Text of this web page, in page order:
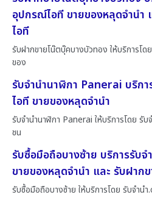
อุปกรณ์ไอที ขายของหลุดจำนำ
ไอที
รับฝากขายโน๊ตบุ๊คบางบัวทอง ให้บริการโด
ของ
รับจำนำนาฬิกา Panerai บริก
ไอที ขายของหลุดจำนำ
รับจำนำนาฬิกา Panerai ให้บริการโดย รั
ชน
รับซื้อมือถือบางซ้าย บริการรับ
ขายของหลุดจำนำ และ รับฝาก
รับซื้อมือถือบางซ้าย ให้บริการโดย รับจํานํ